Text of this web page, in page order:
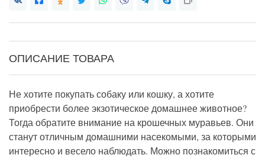
ОПИСАНИЕ ТОВАРА
Не хотите покупать собаку или кошку, а хотите
приобрести более экзотическое домашнее животное?
Тогда обратите внимание на крошечных муравьев. Они
станут отличным домашними насекомыми, за которыми
интересно и весело наблюдать. Можно познакомиться с